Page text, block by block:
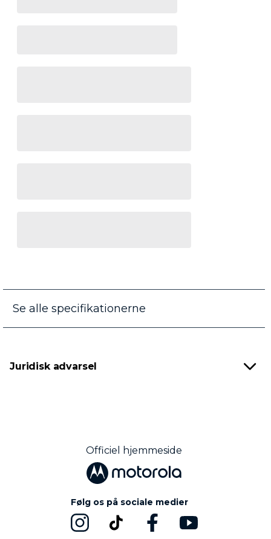
Se alle specifikationerne
Juridisk advarsel
Officiel hjemmeside
Følg os på sociale medier